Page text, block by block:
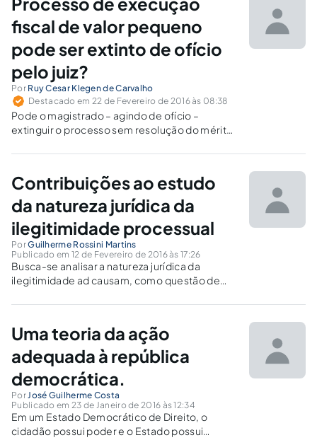
fiscal de valor pequeno
pode ser extinto de ofício
pelo juiz?
Por Ruy Cesar Klegen de Carvalho
Destacado em 22 de Fevereiro de 2016 às 08:38
Pode o magistrado – agindo de ofício –
extinguir o processo sem resolução do mérito,
público, na execução, tendo em vista o valor
Contribuições ao estudo
da natureza jurídica da
ilegitimidade processual
PorGuilherme Rossini Martins
Publicado em 12 de Fevereiro de 2016 às 17:26
Busca-se analisar a natureza jurídica da
ilegitimidade ad causam, como questão de
processual, a partir das perspectivas
tradicionais "teorias da ação".
Uma teoria da ação
adequada à república
democrática.
Por José Guilherme Costa
Publicado em 23 de Janeiro de 2016 às 12:34
Em um Estado Democrático de Direito, o
cidadão possui poder e o Estado possui